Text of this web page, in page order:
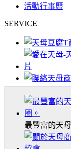
活動行事曆
SERVICE
最豐富的天